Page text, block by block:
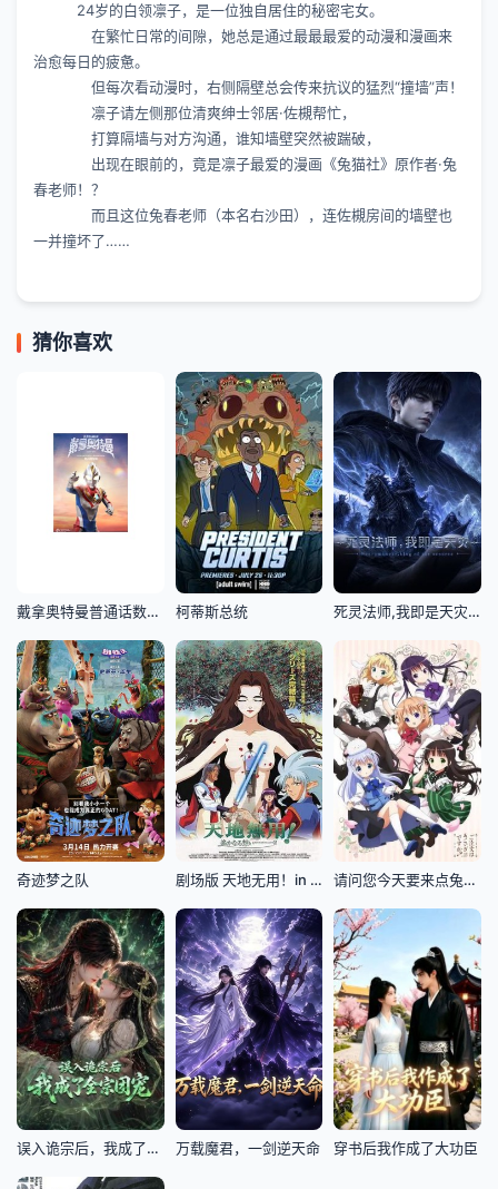
24岁的白领凛子，是一位独自居住的秘密宅女。
在繁忙日常的间隙，她总是通过最最最爱的动漫和漫画来
治愈每日的疲惫。
但每次看动漫时，右侧隔壁总会传来抗议的猛烈“撞墙”声！
凛子请左侧那位清爽绅士邻居·佐槻帮忙，
打算隔墙与对方沟通，谁知墙壁突然被踹破，
出现在眼前的，竟是凛子最爱的漫画《兔猫社》原作者·兔
春老师！？
而且这位兔春老师（本名右沙田），连佐槻房间的墙壁也
一并撞坏了……
猜你喜欢
戴拿奥特曼普通话数码修复版 柯蒂斯总统 死灵法师,我即是天灾(2026)
奇迹梦之队 剧场版 天地无用！in LOVE2：遥远的思念 请问您今天要来点兔子吗
误入诡宗后，我成了全宗团宠 万载魔君，一剑逆天命 穿书后我作成了大功臣